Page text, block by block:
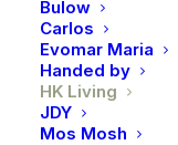
Bulow
Carlos
Evomar Maria
Handed by
HK Living
JDY
Mos Mosh
109,00 kr
HK Living
Start dagen med